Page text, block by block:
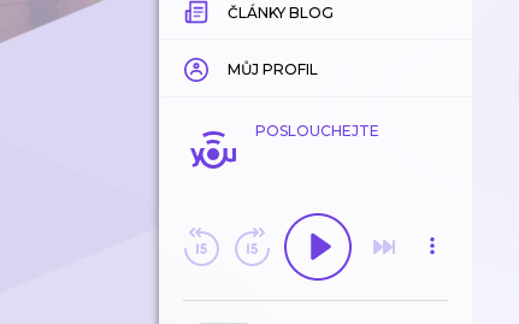
ČLÁNKY BLOG
MŮJ PROFIL
POSLOUCHEJTE